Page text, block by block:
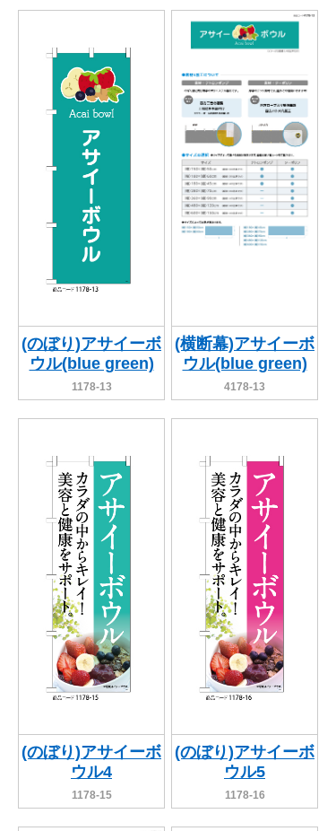
(のぼり)アサイーボ
ウル(blue green)
1178-13
(横断幕)アサイーボ
ウル(blue green)
4178-13
(のぼり)アサイーボ
ウル4
1178-15
(のぼり)アサイーボ
ウル5
1178-16